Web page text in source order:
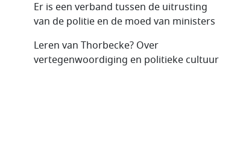
Er is een verband tussen de uitrusting
van de politie en de moed van ministers
Leren van Thorbecke? Over
vertegenwoordiging en politieke cultuur